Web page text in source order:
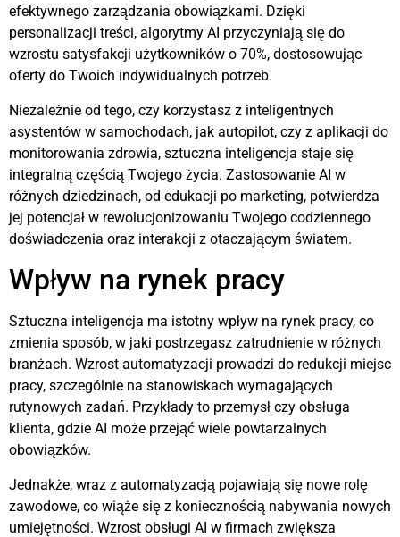
efektywnego zarządzania obowiązkami. Dzięki
personalizacji treści, algorytmy AI przyczyniają się do
wzrostu satysfakcji użytkowników o 70%, dostosowując
oferty do Twoich indywidualnych potrzeb.
Niezależnie od tego, czy korzystasz z inteligentnych
asystentów w samochodach, jak autopilot, czy z aplikacji do
monitorowania zdrowia, sztuczna inteligencja staje się
integralną częścią Twojego życia. Zastosowanie AI w
różnych dziedzinach, od edukacji po marketing, potwierdza
jej potencjał w rewolucjonizowaniu Twojego codziennego
doświadczenia oraz interakcji z otaczającym światem.
Wpływ na rynek pracy
Sztuczna inteligencja ma istotny wpływ na rynek pracy, co
zmienia sposób, w jaki postrzegasz zatrudnienie w różnych
branżach. Wzrost automatyzacji prowadzi do redukcji miejsc
pracy, szczególnie na stanowiskach wymagających
rutynowych zadań. Przykłady to przemysł czy obsługa
klienta, gdzie AI może przejąć wiele powtarzalnych
obowiązków.
Jednakże, wraz z automatyzacją pojawiają się nowe rolę
zawodowe, co wiąże się z koniecznością nabywania nowych
umiejętności. Wzrost obsługi AI w firmach zwiększa